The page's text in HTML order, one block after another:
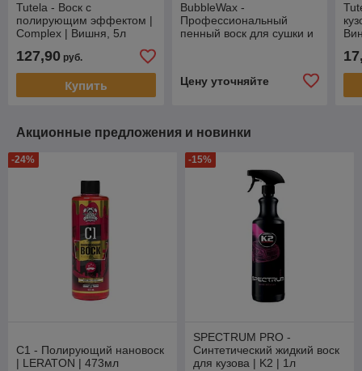
Tutela - Воск с
полирующим эффектом |
Complex | Вишня, 5л
127,90 руб.
Купить
BubbleWax -
Профессиональный
пенный воск для сушки и
Цену уточняйте
Акционные предложения и новинки
-24%
С1 - Полирующий нановоск
| LERATON | 473мл
-15%
SPECTRUM PRO -
Синтетический жидкий воск
для кузова | K2 | 1л